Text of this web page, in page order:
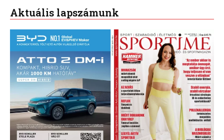
Aktuális lapszámunk